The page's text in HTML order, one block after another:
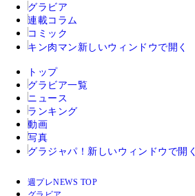
グラビア
連載コラム
コミック
キン肉マン 新しいウィンドウで開く
トップ
グラビア一覧
ニュース
ランキング
動画
写真
グラジャパ！ 新しいウィンドウで開く
週プレNEWS TOP